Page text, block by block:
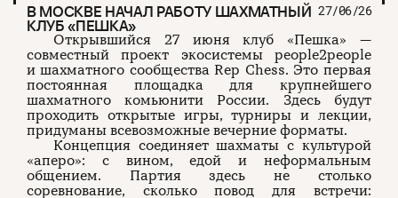
В МОСКВЕ НАЧАЛ РАБОТУ ШАХМАТНЫЙ
КЛУБ «ПЕШКА»
27/06/26
Открывшийся 27 июня клуб «Пешка» —
совместный проект экосистемы people2people
и шахматного сообщества Rep Chess. Это первая
постоянная площадка для крупнейшего
шахматного комьюнити России. Здесь будут
проходить открытые игры, турниры и лекции,
придуманы всевозможные вечерние форматы.
Концепция соединяет шахматы с культурой
«аперо»: с вином, едой и неформальным
общением. Партия здесь не столько
соревнование, сколько повод для встречи: